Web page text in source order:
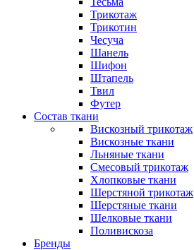
Трикотаж
Трикотин
Чесуча
Шанель
Шифон
Штапель
Твил
Футер
Состав ткани
Вискозный трикотаж
Вискозные ткани
Льняные ткани
Смесовый трикотаж
Хлопковые ткани
Шерстяной трикотаж
Шерстяные ткани
Шелковые ткани
Поливискоза
Бренды